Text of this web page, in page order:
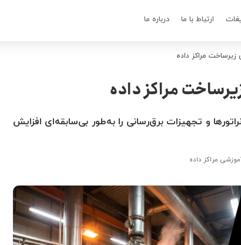
ارتباط با ما درباره ما
زیرساخت مراکز داده
مراکز داده
و تجهیزات برق‌رسانی را به‌طور بی‌سابقه‌ای افزایش
مراکز داده